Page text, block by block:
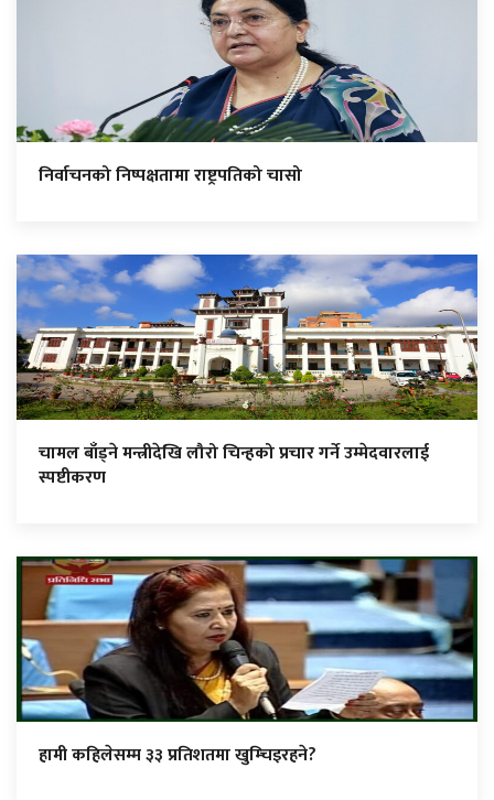
निर्वाचनको निष्पक्षतामा राष्ट्रपतिको चासो
चामल बाँड्ने मन्त्रीदेखि लौरो चिन्हको प्रचार गर्ने उम्मेदवारलाई
स्पष्टीकरण
हामी कहिलेसम्म ३३ प्रतिशतमा खुम्चिइरहने?